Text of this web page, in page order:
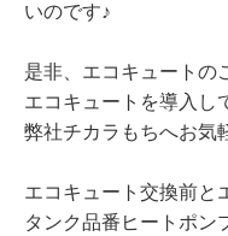
いのです♪
是非、エコキュートの
エコキュートを導入し
弊社チカラもちへお気
エコキュート交換前と
タンク品番ヒートポン